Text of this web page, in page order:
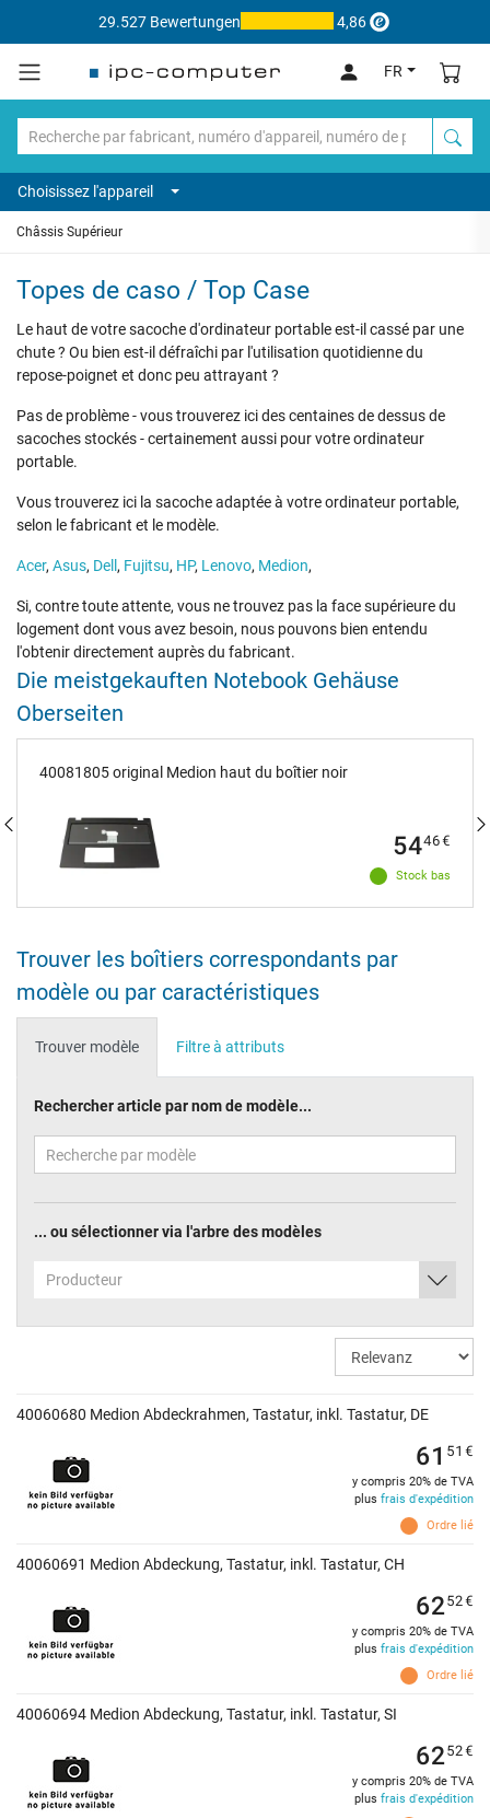
29.527 Bewertungen 4,86
FR
Choisissez l'appareil
Châssis Supérieur
Topes de caso / Top Case
Le haut de votre sacoche d'ordinateur portable est-il cassé par une
chute ? Ou bien est-il défraîchi par l'utilisation quotidienne du
repose-poignet et donc peu attrayant ?
Pas de problème - vous trouverez ici des centaines de dessus de
sacoches stockés - certainement aussi pour votre ordinateur
portable.
Vous trouverez ici la sacoche adaptée à votre ordinateur portable,
selon le fabricant et le modèle.
Acer, Asus, Dell , Fujitsu, HP, Lenovo, Medion,
Si, contre toute attente, vous ne trouvez pas la face supérieure du
logement dont vous avez besoin, nous pouvons bien entendu
l'obtenir directement auprès du fabricant.
Die meistgekauften Notebook Gehäuse
Oberseiten
40081805 original Medion haut du boîtier noir
Stock bas
5446€
Trouver les boîtiers correspondants par
modèle ou par caractéristiques
Trouver modèle Filtre à attributs
Rechercher article par nom de modèle...
... ou sélectionner via l'arbre des modèles
Producteur
40060680 Medion Abdeckrahmen, Tastatur, inkl. Tastatur, DE
Ordre lié
61 51 €
y compris 20% de TVA
plus frais d'expédition
40060691 Medion Abdeckung, Tastatur, inkl. Tastatur, CH
Ordre lié
6252€
y compris 20% de TVA
plus frais d'expédition
40060694 Medion Abdeckung, Tastatur, inkl. Tastatur, SI
6252€
y compris 20% de TVA
plus frais d'expédition